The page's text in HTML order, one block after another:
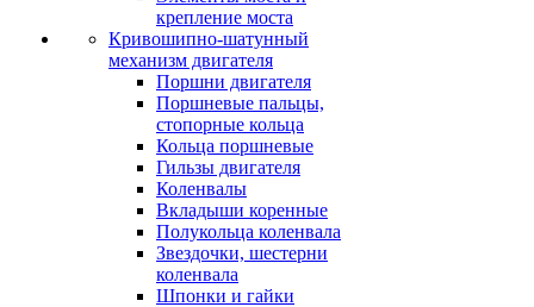
крепление моста
Кривошипно-шатунный
механизм двигателя
Поршни двигателя
Поршневые пальцы,
стопорные кольца
Кольца поршневые
Гильзы двигателя
Коленвалы
Вкладыши коренные
Полукольца коленвала
Звездочки, шестерни
коленвала
Шпонки и гайки